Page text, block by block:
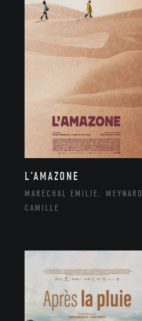
L’AMAZONE
MARÉCHAL EMILIE, MEYNARD
CAMILLE